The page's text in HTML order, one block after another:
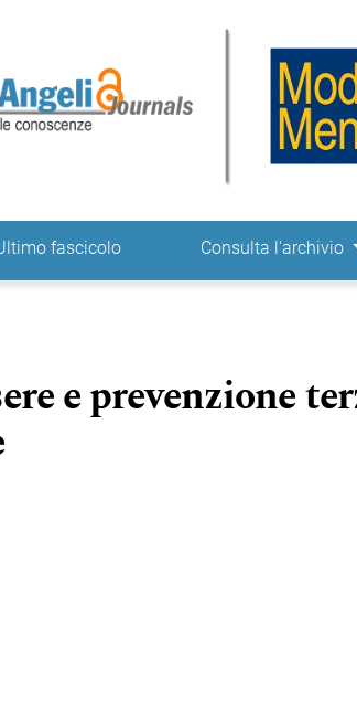
fascicolo Consulta l'archivio
e prevenzione